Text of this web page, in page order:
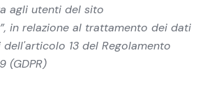
agli utenti del sito
in relazione al trattamento dei dati
13 del Regolamento
(GDPR)